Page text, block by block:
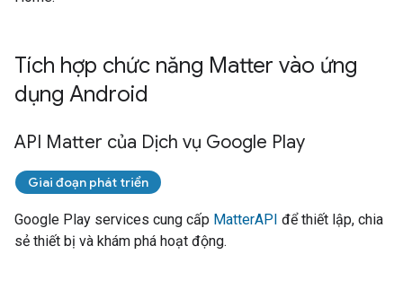
Tích hợp chức năng Matter vào ứng
dụng Android
API Matter của Dịch vụ Google Play
Giai đoạn phát triển
Google Play services cung cấp MatterAPI để thiết lập, chia
sẻ thiết bị và khám phá hoạt động.